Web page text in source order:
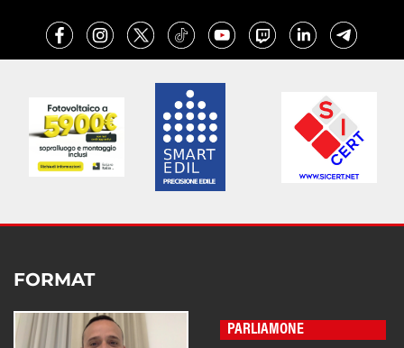
FORMAT
PARLIAMONE